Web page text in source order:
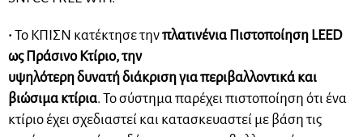
• Το ΚΠΙΣΝ κατέκτησε τηνπλατινένια Πιστοποίηση LEED
ως Πράσινο Κτίριο, την
υψηλότερη δυνατή διάκριση για περιβαλλοντικά και
βιώσιμα κτίρια. Το σύστημα παρέχει πιστοποίηση ότι ένα
κτίριο έχει σχεδιαστεί και κατασκευαστεί με βάση τις